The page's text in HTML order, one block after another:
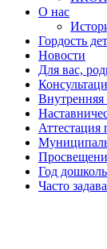
О нас
Гордость
Новости
Для вас,
Внутренняя
Аттестация
Год
Часто